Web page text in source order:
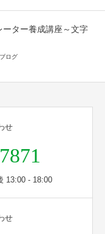
ター養成講座～文字
ログ
せ
13:00 - 18:00
せ